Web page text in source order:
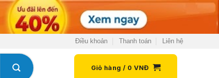
Điều khoản Thanh toán Liên hệ
Giỏ hàng / 0 VNĐ